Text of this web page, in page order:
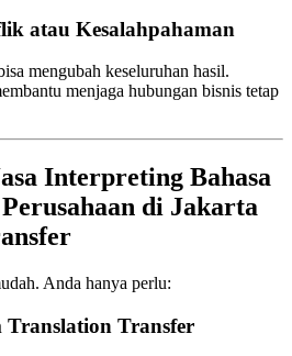
atau Kesalahpahaman
mengubah keseluruhan hasil.
menjaga hubungan bisnis tetap
Interpreting Bahasa
di Jakarta
Anda hanya perlu:
Transfer